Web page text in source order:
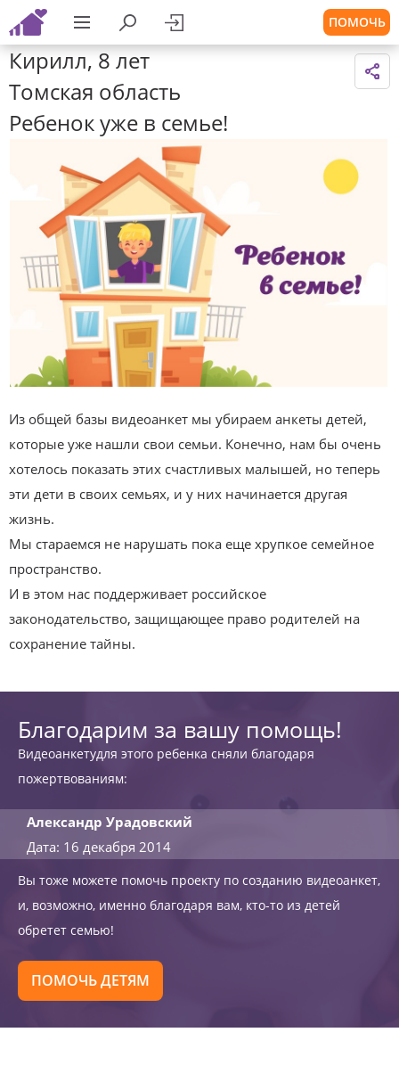
ПОМОЧЬ
Кирилл, 8 лет
Томская область
Ребенок уже в семье!
Из общей базы видеоанкет мы убираем анкеты детей,
которые уже нашли свои семьи. Конечно, нам бы очень
хотелось показать этих счастливых малышей, но теперь
эти дети в своих семьях, и у них начинается другая
жизнь.
Мы стараемся не нарушать пока еще хрупкое семейное
пространство.
И в этом нас поддерживает российское
законодательство, защищающее право родителей на
сохранение тайны.
Благодарим за вашу помощь!
Видеоанкетудля этого ребенка сняли благодаря
пожертвованиям:
Александр Урадовский
Дата: 16 декабря 2014
Вы тоже можете помочь проекту по созданию видеоанкет,
и, возможно, именно благодаря вам, кто-то из детей
обретет семью!
ПОМОЧЬ ДЕТЯМ